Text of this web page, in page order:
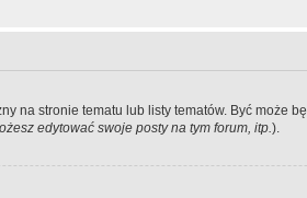
na stronie tematu lub listy tematów. Być
edytować swoje posty na tym forum, itp.).